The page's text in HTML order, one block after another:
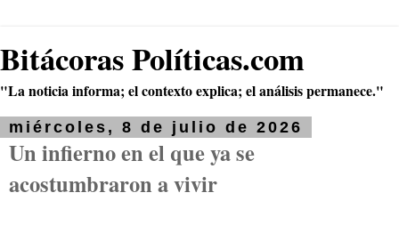
Bitácoras Políticas.com
"La noticia informa; el contexto explica; el análisis permanece."
miércoles, 8 de julio de 2026
Un infierno en el que ya se
acostumbraron a vivir